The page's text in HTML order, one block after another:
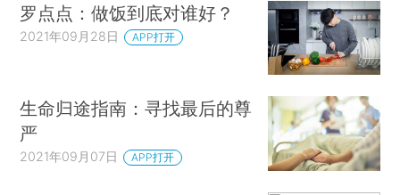
罗点点：做饭到底对谁好？
2021年09月28日 APP打开
生命归途指南：寻找最后的尊
严
2021年09月07日 APP打开